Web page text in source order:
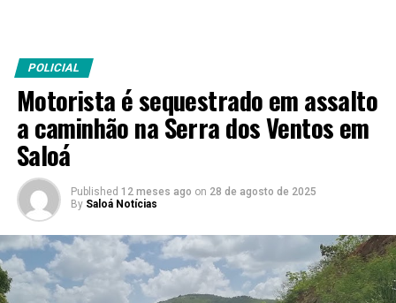
POLICIAL
Motorista é sequestrado em assalto
a caminhão na Serra dos Ventos em
Saloá
Published 12 meses ago on 28 de agosto de 2025
By Saloá Notícias